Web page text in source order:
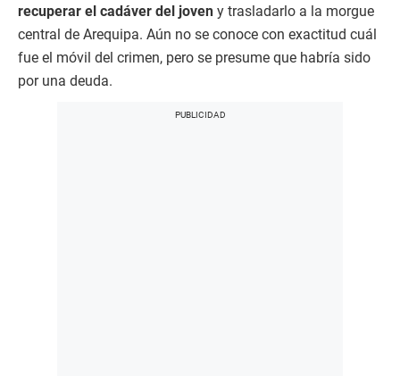
recuperar el cadáver del joven y trasladarlo a la morgue
central de Arequipa. Aún no se conoce con exactitud cuál
fue el móvil del crimen, pero se presume que habría sido
por una deuda.